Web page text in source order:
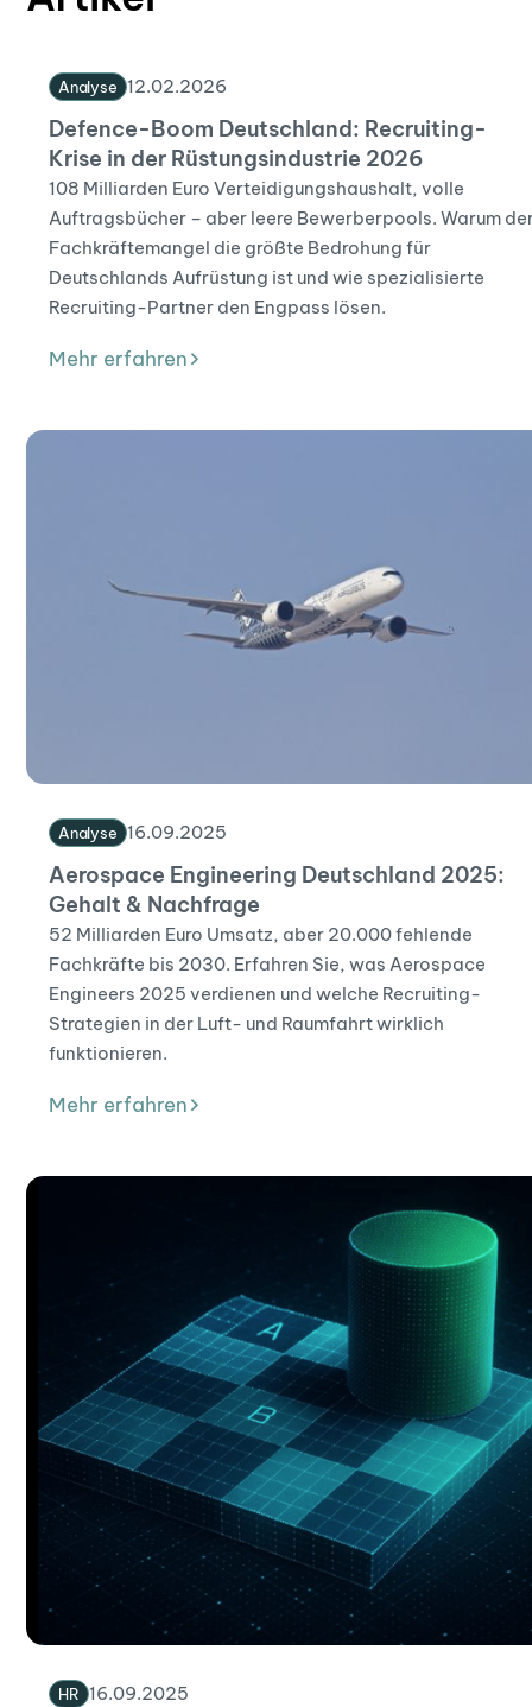
Analyse 12.02.2026
Defence-Boom Deutschland: Recruiting-
Krise in der Rüstungsindustrie 2026
108 Milliarden Euro Verteidigungshaushalt, volle
Auftragsbücher – aber leere Bewerberpools. Warum
Fachkräftemangel die größte Bedrohung für
Deutschlands Aufrüstung ist und wie spezialisierte
Recruiting-Partner den Engpass lösen.
Mehr erfahren
Analyse 16.09.2025
Aerospace Engineering Deutschland 2025:
Gehalt & Nachfrage
52 Milliarden Euro Umsatz, aber 20.000 fehlende
Fachkräfte bis 2030. Erfahren Sie, was Aerospace
Engineers 2025 verdienen und welche Recruiting-
Strategien in der Luft- und Raumfahrt wirklich
funktionieren.
Mehr erfahren
HR 16.09.2025